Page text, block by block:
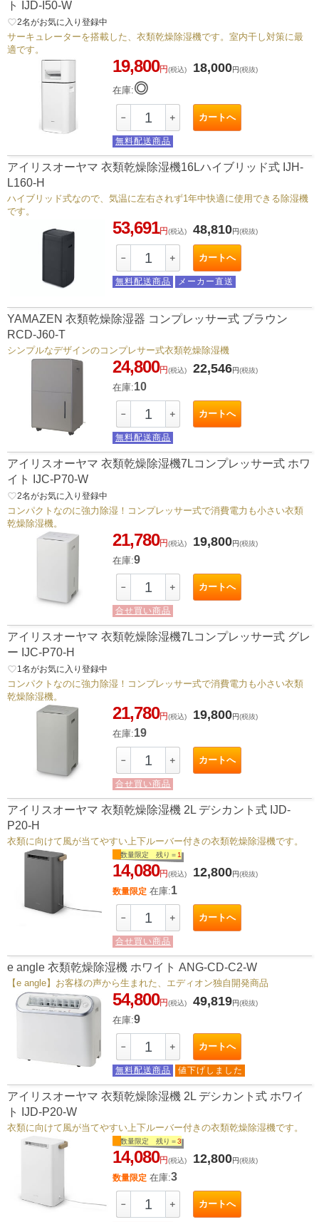
ト IJD-I50-W
favorite_border2名がお気に入り登録中
サーキュレーターを搭載した、衣類乾燥除湿機です。室内干し対策に最
適です。
19,800円(税込) 18,000円(税抜)
在庫:◎
－ ＋ カートへ
無料配送商品
アイリスオーヤマ 衣類乾燥除湿機16Lハイブリッド式 IJH-
L160-H
ハイブリッド式なので、気温に左右されず1年中快適に使用できる除湿機
です。
53,691円(税込) 48,810円(税抜)
－ ＋ カートへ
無料配送商品 メーカー直送
YAMAZEN 衣類乾燥除湿器 コンプレッサー式 ブラウン
RCD-J60-T
シンプルなデザインのコンプレサー式衣類乾燥除湿機
24,800円(税込) 22,546円(税抜)
在庫:10
－ ＋ カートへ
無料配送商品
アイリスオーヤマ 衣類乾燥除湿機7Lコンプレッサー式 ホワ
イト IJC-P70-W
favorite_border2名がお気に入り登録中
コンパクトなのに強力除湿！コンプレッサー式で消費電力も小さい衣類
乾燥除湿機。
21,780円(税込) 19,800円(税抜)
在庫:9
－ ＋ カートへ
合せ買い商品
アイリスオーヤマ 衣類乾燥除湿機7Lコンプレッサー式 グレ
ー IJC-P70-H
favorite_border1名がお気に入り登録中
コンパクトなのに強力除湿！コンプレッサー式で消費電力も小さい衣類
乾燥除湿機。
21,780円(税込) 19,800円(税抜)
在庫:19
－ ＋ カートへ
合せ買い商品
アイリスオーヤマ 衣類乾燥除湿機 2L デシカント式 IJD-
P20-H
衣類に向けて風が当てやすい上下ルーバー付きの衣類乾燥除湿機です。
数量限定 残り＝ 1
14,080円(税込) 12,800円(税抜)
数量限定 在庫:1
－ ＋ カートへ
合せ買い商品
e angle 衣類乾燥除湿機 ホワイト ANG-CD-C2-W
【e angle】お客様の声から生まれた、エディオン独自開発商品
54,800円(税込) 49,819円(税抜)
在庫:9
－ ＋ カートへ
無料配送商品 値下げしました
アイリスオーヤマ 衣類乾燥除湿機 2L デシカント式 ホワイ
ト IJD-P20-W
衣類に向けて風が当てやすい上下ルーバー付きの衣類乾燥除湿機です。
数量限定 残り＝3
14,080円(税込) 12,800円(税抜)
数量限定 在庫:3
－ ＋ カートへ